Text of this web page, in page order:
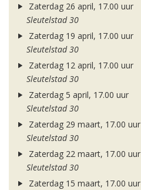
Zaterdag 26 april, 17.00 uur
Sleutelstad 30
Zaterdag 19 april, 17.00 uur
Sleutelstad 30
Zaterdag 12 april, 17.00 uur
Sleutelstad 30
Zaterdag 5 april, 17.00 uur
Sleutelstad 30
Zaterdag 29 maart, 17.00 uur
Sleutelstad 30
Zaterdag 22 maart, 17.00 uur
Sleutelstad 30
Zaterdag 15 maart, 17.00 uur